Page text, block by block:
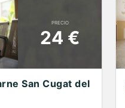
PRECIO
24 €
San Cugat del